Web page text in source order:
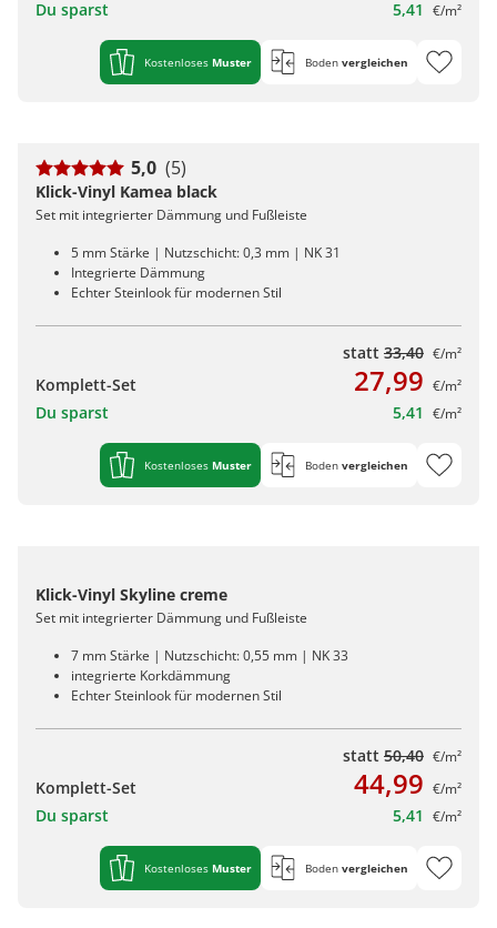
Du sparst 5,41 €/m²
Kostenloses Muster Boden vergleichen
5,0 (5)
Klick-Vinyl Kamea black
Set mit integrierter Dämmung und Fußleiste
5 mm Stärke | Nutzschicht: 0,3 mm | NK 31
Integrierte Dämmung
Echter Steinlook für modernen Stil
statt 33,40 €/m²
Komplett-Set 27,99 €/m²
Du sparst 5,41 €/m²
Kostenloses Muster Boden vergleichen
Klick-Vinyl Skyline creme
Set mit integrierter Dämmung und Fußleiste
7 mm Stärke | Nutzschicht: 0,55 mm | NK 33
integrierte Korkdämmung
Echter Steinlook für modernen Stil
statt 50,40 €/m²
Komplett-Set 44,99 €/m²
Du sparst 5,41 €/m²
Kostenloses Muster Boden vergleichen